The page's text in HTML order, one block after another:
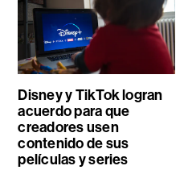
Disney y TikTok logran
acuerdo para que
creadores usen
contenido de sus
películas y series